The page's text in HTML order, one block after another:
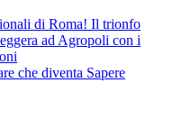
di Roma! Il trionfo
ad Agropoli con i
che diventa Sapere